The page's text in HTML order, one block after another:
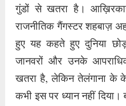
गुंडों से खतरा है।
राजनीतिक गैंगस्टर शहबाज़
हुए यह कहते हुए दुनिया
जानवरों और उनके
खतरा है, लेकिन तेलंगाना
कभी इस पर ध्यान नहीं